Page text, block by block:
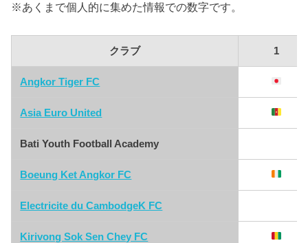
※あくまで個人的に集めた情報での数字です。
クラブ 1
Angkor Tiger FC
Asia Euro United
Bati Youth Football Academy
Boeung Ket Angkor FC
Electricite du CambodgeK FC
Kirivong Sok Sen Chey FC